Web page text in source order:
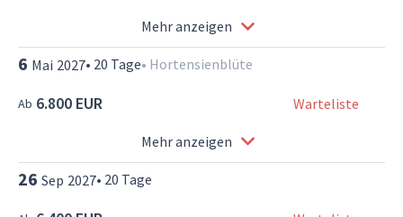
Mehr anzeigen
6 Mai 2027• 20 Tage• Hortensienblüte
Ab 6.800 EUR Warteliste
Mehr anzeigen
26 Sep 2027• 20 Tage